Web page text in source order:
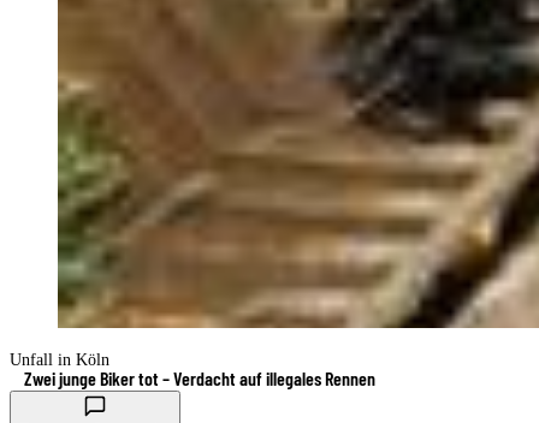
Unfall in Köln
Zwei junge Biker tot – Verdacht auf illegales Rennen